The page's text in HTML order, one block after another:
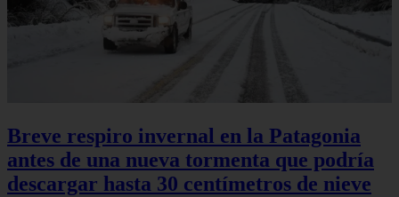
Breve respiro invernal en la Patagonia
antes de una nueva tormenta que podría
descargar hasta 30 centímetros de nieve